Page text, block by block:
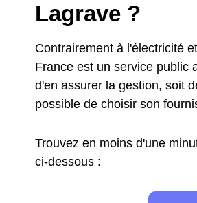
Lagrave ?
Contrairement à l'électricité
France est un service public
d'en assurer la gestion, soit
possible de choisir son
Trouvez en moins d'une
ci-dessous :